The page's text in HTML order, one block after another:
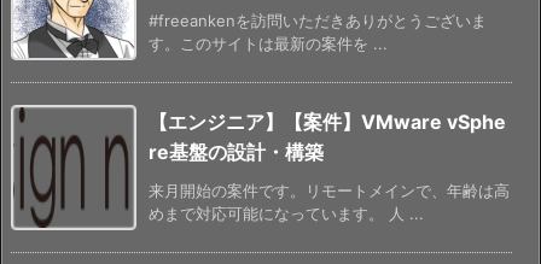
#freeankenを訪問いただきありがとうございま
す。このサイトは最新の案件を ...
【エンジニア】【案件】VMware vSphe
re基盤の設計・構築
来月開始の案件です。リモートメインで、年齢は高
めまで対応可能になっています。 人 ...